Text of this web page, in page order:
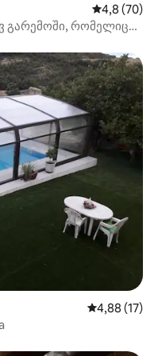
საშუალო
4,8 (70)
გარემოში, რომელიც
საშუალო
4,88 (17)